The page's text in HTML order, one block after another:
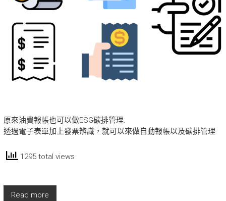
原來油費報帳也可以做ESG碳排管理:
透過電子表單加上發票辨識，就可以來做自動報帳以及碳排管理
1295 total views
Read more